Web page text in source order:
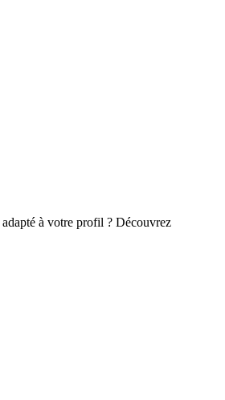
à votre profil ? Découvrez